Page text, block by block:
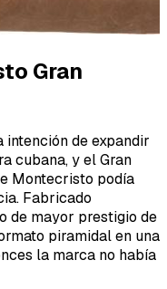
Gran
intención de expandir
cubana, y el Gran
Montecristo podía
Fabricado
de mayor prestigio de
piramidal en una
la marca no había